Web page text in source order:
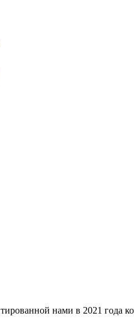
нами в 2021 года